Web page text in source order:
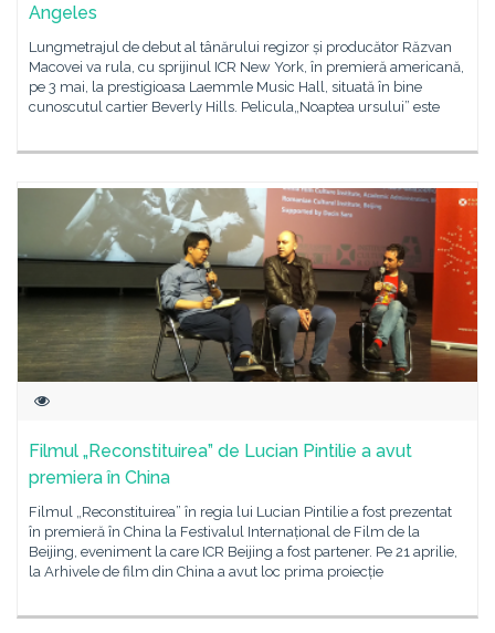
Angeles
Lungmetrajul de debut al tânărului regizor și producător Răzvan
Macovei va rula, cu sprijinul ICR New York, în premieră americană,
pe 3 mai, la prestigioasa Laemmle Music Hall, situată în bine
cunoscutul cartier Beverly Hills. Pelicula„Noaptea ursului” este
Filmul „Reconstituirea” de Lucian Pintilie a avut
premiera în China
Filmul „Reconstituirea” în regia lui Lucian Pintilie a fost prezentat
în premieră în China la Festivalul Internațional de Film de la
Beijing, eveniment la care ICR Beijing a fost partener. Pe 21 aprilie,
la Arhivele de film din China a avut loc prima proiecție